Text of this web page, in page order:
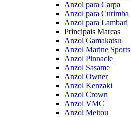
Anzol para Carpa
Anzol para Curimba
Anzol para Lambari
Principais Marcas
Anzol Gamakatsu
Anzol Marine Sports
Anzol Pinnacle
Anzol Sasame
Anzol Owner
Anzol Kenzaki
Anzol Crown
Anzol VMC
Anzol Meitou